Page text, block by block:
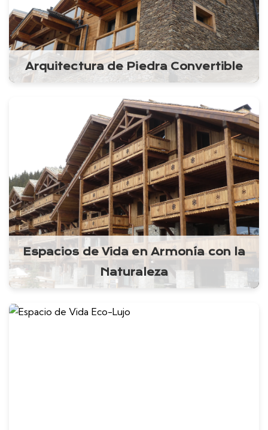
Arquitectura de Piedra Convertible
Espacios de Vida en Armonía con la
Naturaleza